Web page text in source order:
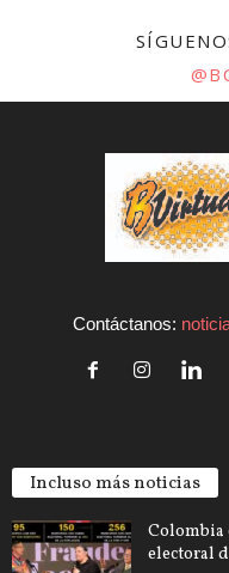
Contáctanos:
Incluso más noticias
Colombia
electoral